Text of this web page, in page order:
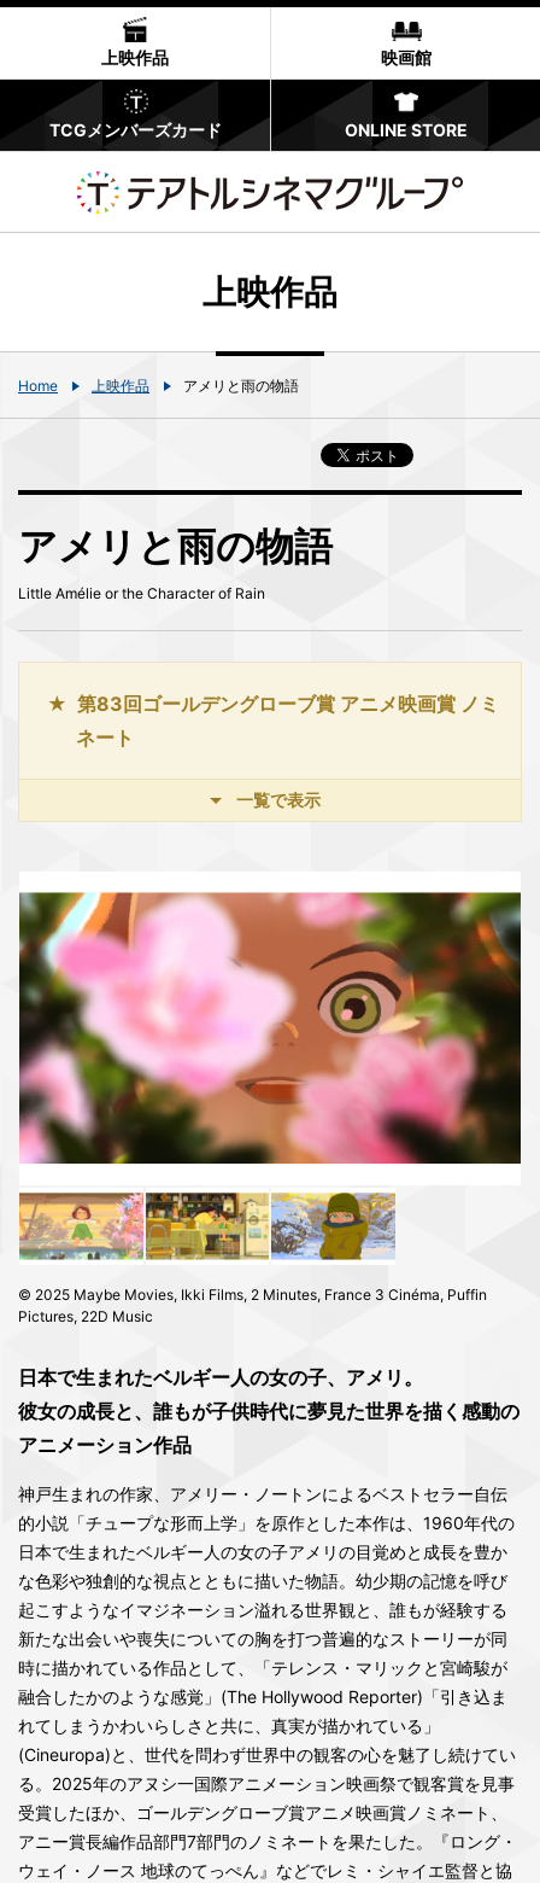
上映作品 映画館
TCGメンバーズカード ONLINE STORE
上映作品
Home 上映作品 アメリと雨の物語
アメリと雨の物語
Little Amélie or the Character of Rain
第83回ゴールデングローブ賞 アニメ映画賞 ノミ
ネート
一覧で表示
© 2025 Maybe Movies, Ikki Films, 2 Minutes, France 3 Cinéma, Puffin
Pictures, 22D Music
日本で生まれたベルギー人の女の子、アメリ。
彼女の成長と、誰もが子供時代に夢見た世界を描く感動の
アニメーション作品
神戸生まれの作家、アメリー・ノートンによるベストセラー自伝
的小説「チュープな形而上学」を原作とした本作は、1960年代の
日本で生まれたベルギー人の女の子アメリの目覚めと成長を豊か
な色彩や独創的な視点とともに描いた物語。幼少期の記憶を呼び
起こすようなイマジネーション溢れる世界観と、誰もが経験する
新たな出会いや喪失についての胸を打つ普遍的なストーリーが同
時に描かれている作品として、「テレンス・マリックと宮崎駿が
融合したかのような感覚」(The Hollywood Reporter)「引き込ま
れてしまうかわいらしさと共に、真実が描かれている」
(Cineuropa)と、世代を問わず世界中の観客の心を魅了し続けてい
る。2025年のアヌシ一国際アニメーション映画祭で観客賞を見事
受賞したほか、ゴールデングローブ賞アニメ映画賞ノミネート、
アニー賞長編作品部門7部門のノミネートを果たした。『ロング・
ウェイ・ノース 地球のてっぺん』などでレミ・シャイエ監督と協